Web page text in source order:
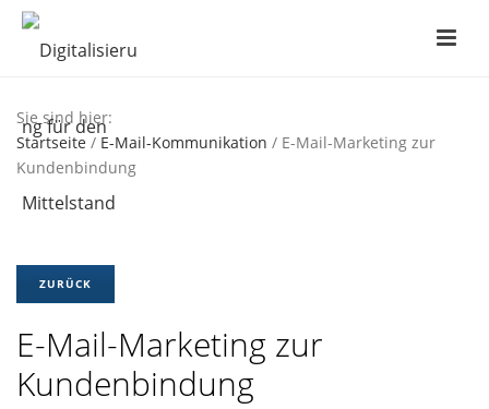
Sie sind hier:
Startseite / E-Mail-Kommunikation / E-Mail-Marketing zur
Kundenbindung
ZURÜCK
E-Mail-Marketing zur
Kundenbindung